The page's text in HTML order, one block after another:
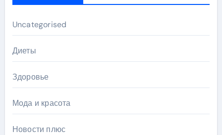
Uncategorised
Диеты
Здоровье
Мода и красота
Новости плюс